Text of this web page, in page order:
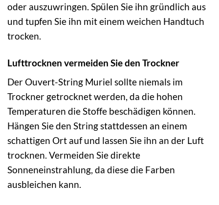
oder auszuwringen. Spülen Sie ihn gründlich aus
und tupfen Sie ihn mit einem weichen Handtuch
trocken.
Lufttrocknen vermeiden Sie den Trockner
Der Ouvert-String Muriel sollte niemals im
Trockner getrocknet werden, da die hohen
Temperaturen die Stoffe beschädigen können.
Hängen Sie den String stattdessen an einem
schattigen Ort auf und lassen Sie ihn an der Luft
trocknen. Vermeiden Sie direkte
Sonneneinstrahlung, da diese die Farben
ausbleichen kann.